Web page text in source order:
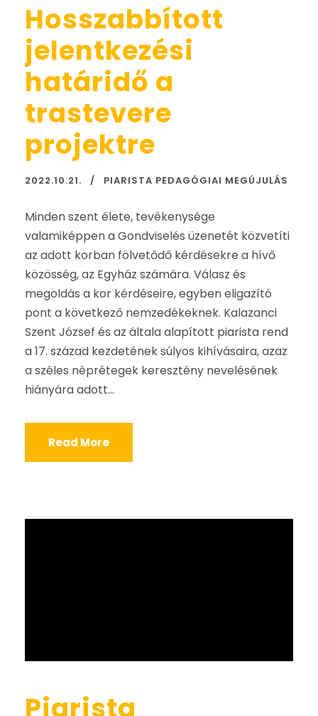
Hosszabbított
jelentkezési
határidő a
trastevere
projektre
2022.10.21. PIARISTA PEDAGÓGIAI MEGÚJULÁS
Minden szent élete, tevékenysége
valamiképpen a Gondviselés üzenetét közvetíti
az adott korban fölvetődő kérdésekre a hívő
közösség, az Egyház számára. Válasz és
megoldás a kor kérdéseire, egyben eligazító
pont a következő nemzedékeknek. Kalazanci
Szent József és az általa alapított piarista rend
a 17. század kezdetének súlyos kihívásaira, azaz
a széles néprétegek keresztény nevelésének
hiányára adott...
Read More
Piarista